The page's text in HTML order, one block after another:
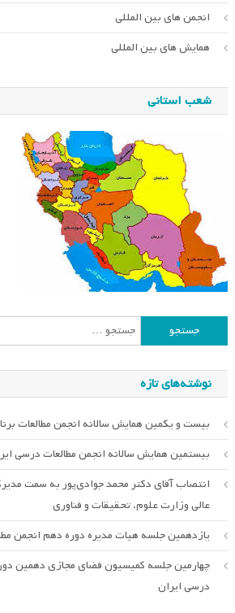
انجمن های بین المللی
همایش های بین المللی
شعب استانی
جستجو
برای:
نوشته‌های تازه
بیست و یکمین همایش سالانه انجمن مطالعات
بیستمین همایش سالانه انجمن مطالعات درسی
انتصاب آقای دکتر محمد جوادی‌پور به سمت
عالی وزارت علوم، تحقیقات و فناوری
یازدهمین جلسه هیات مدیره دوره دهم انجمن
چهارمین جلسه کمیسیون فضای مجازی دهمین
درسی ایران